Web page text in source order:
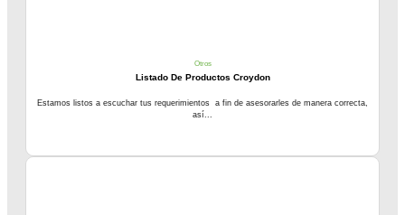
Otros
Listado De Productos Croydon
Estamos listos a escuchar tus requerimientos a fin de asesorarles de manera correcta,
así...